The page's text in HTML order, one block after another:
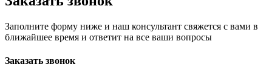
Заполните форму ниже и наш консультант свяжется с вами в
ближайшее время и ответит на все ваши вопросы
Заказать звонок